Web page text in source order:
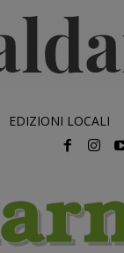
EDIZIONI LOCALI